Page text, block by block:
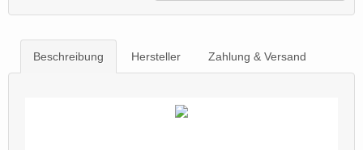
Beschreibung Hersteller Zahlung & Versand